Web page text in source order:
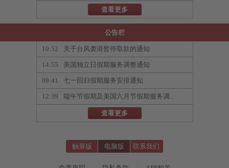
查看更多
公告栏
10:52 关于台风袭港暂停取款的通知
14:55 美国独立日假期服务调整通知
09:41 七一回归假期服务安排通知
12:39 端午节假期及美国六月节假期服务调...
查看更多
触屏版 电脑版 联系我们